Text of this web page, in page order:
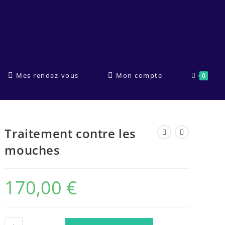
Mes rendez-vous Mon compte 0
Traitement contre les
mouches
170,00 €